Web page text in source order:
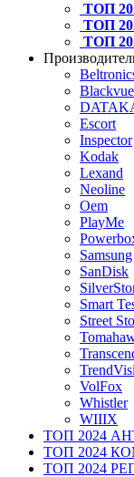
ТОП
ТОП
ТОП
Blackvue
Escort
Inspector
Kodak
Lexand
Neoline
Oem
PlayMe
Samsung
SanDisk
Smart
Street
VolFox
Whistler
WIIIX
ТОП 2024
ТОП 2024
ТОП 2024